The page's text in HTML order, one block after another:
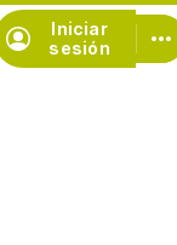
Iniciar
sesión